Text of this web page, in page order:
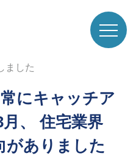
ました
にキャッチア
、 住宅業界
がありました